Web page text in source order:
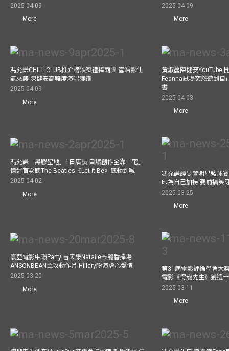
2025-04-09
More
2025-04-09
More
馮允謙CHILL CLUB推介榜頒獎禮捧兩獎 雲浩影仙
氣來襲 陳健安高難度演唱獲讚
2025-04-09
More
黃淑蔓陳健安YouTube
Feanna試場突然聽到自
書
2025-04-03
More
馮允謙「黑膠聖地」1日店長 自爆創作全靠「宅」
憶述首次聽The Beatles《Let it Be》感動到喊
2025-04-02
More
馮允謙譚旻萱明星籃球
印為自己加持 賽前搞笑
2025-03-25
More
寰亞電影中環Party 古天樂Natalie岑麗香捧場
ANSONBEAN主攻動作片 Hillary盼演虐心愛情
2025-03-20
More
第31屆電影評論學會大
電影《得寵先生》獲選
2025-03-11
More